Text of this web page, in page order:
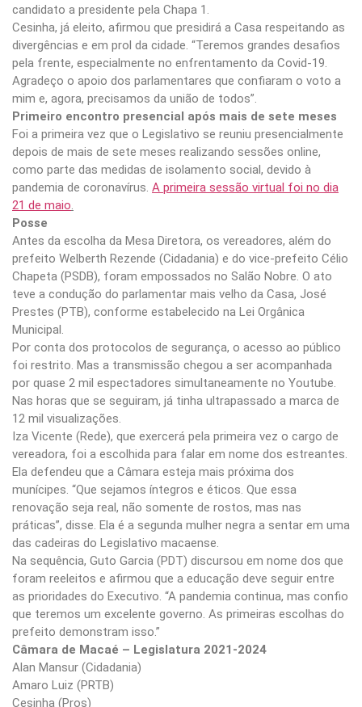
candidato a presidente pela Chapa 1.
Cesinha, já eleito, afirmou que presidirá a Casa respeitando as
divergências e em prol da cidade. “Teremos grandes desafios
pela frente, especialmente no enfrentamento da Covid-19.
Agradeço o apoio dos parlamentares que confiaram o voto a
mim e, agora, precisamos da união de todos”.
Primeiro encontro presencial após mais de sete meses
Foi a primeira vez que o Legislativo se reuniu presencialmente
depois de mais de sete meses realizando sessões online,
como parte das medidas de isolamento social, devido à
pandemia de coronavírus. A primeira sessão virtual foi no dia
21 de maio.
Posse
Antes da escolha da Mesa Diretora, os vereadores, além do
prefeito Welberth Rezende (Cidadania) e do vice-prefeito Célio
Chapeta (PSDB), foram empossados no Salão Nobre. O ato
teve a condução do parlamentar mais velho da Casa, José
Prestes (PTB), conforme estabelecido na Lei Orgânica
Municipal.
Por conta dos protocolos de segurança, o acesso ao público
foi restrito. Mas a transmissão chegou a ser acompanhada
por quase 2 mil espectadores simultaneamente no Youtube.
Nas horas que se seguiram, já tinha ultrapassado a marca de
12 mil visualizações.
Iza Vicente (Rede), que exercerá pela primeira vez o cargo de
vereadora, foi a escolhida para falar em nome dos estreantes.
Ela defendeu que a Câmara esteja mais próxima dos
munícipes. “Que sejamos íntegros e éticos. Que essa
renovação seja real, não somente de rostos, mas nas
práticas”, disse. Ela é a segunda mulher negra a sentar em uma
das cadeiras do Legislativo macaense.
Na sequência, Guto Garcia (PDT) discursou em nome dos que
foram reeleitos e afirmou que a educação deve seguir entre
as prioridades do Executivo. “A pandemia continua, mas confio
que teremos um excelente governo. As primeiras escolhas do
prefeito demonstram isso.”
Câmara de Macaé – Legislatura 2021-2024
Alan Mansur (Cidadania)
Amaro Luiz (PRTB)
Cesinha (Pros)